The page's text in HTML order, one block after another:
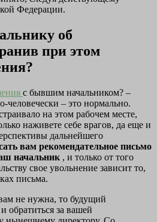
Федерации.
об
при этом
с бывшим начальником? –
человечески – это нормально.
на этом рабочем месте,
наживете себе врагов, да еще и
дальнейшего
вам рекомендательное письмо
начальник , и только от того
свое увольнение зависит то,
письма.
не нужна, то будущий
обратиться за вашей